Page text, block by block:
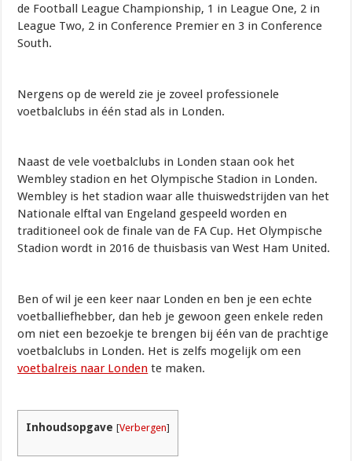
de Football League Championship, 1 in League One, 2 in
League Two, 2 in Conference Premier en 3 in Conference
South.
Nergens op de wereld zie je zoveel professionele
voetbalclubs in één stad als in Londen.
Naast de vele voetbalclubs in Londen staan ook het
Wembley stadion en het Olympische Stadion in Londen.
Wembley is het stadion waar alle thuiswedstrijden van het
Nationale elftal van Engeland gespeeld worden en
traditioneel ook de finale van de FA Cup. Het Olympische
Stadion wordt in 2016 de thuisbasis van West Ham United.
Ben of wil je een keer naar Londen en ben je een echte
voetballiefhebber, dan heb je gewoon geen enkele reden
om niet een bezoekje te brengen bij één van de prachtige
voetbalclubs in Londen. Het is zelfs mogelijk om een
voetbalreis naar Londen te maken.
Inhoudsopgave [Verbergen]